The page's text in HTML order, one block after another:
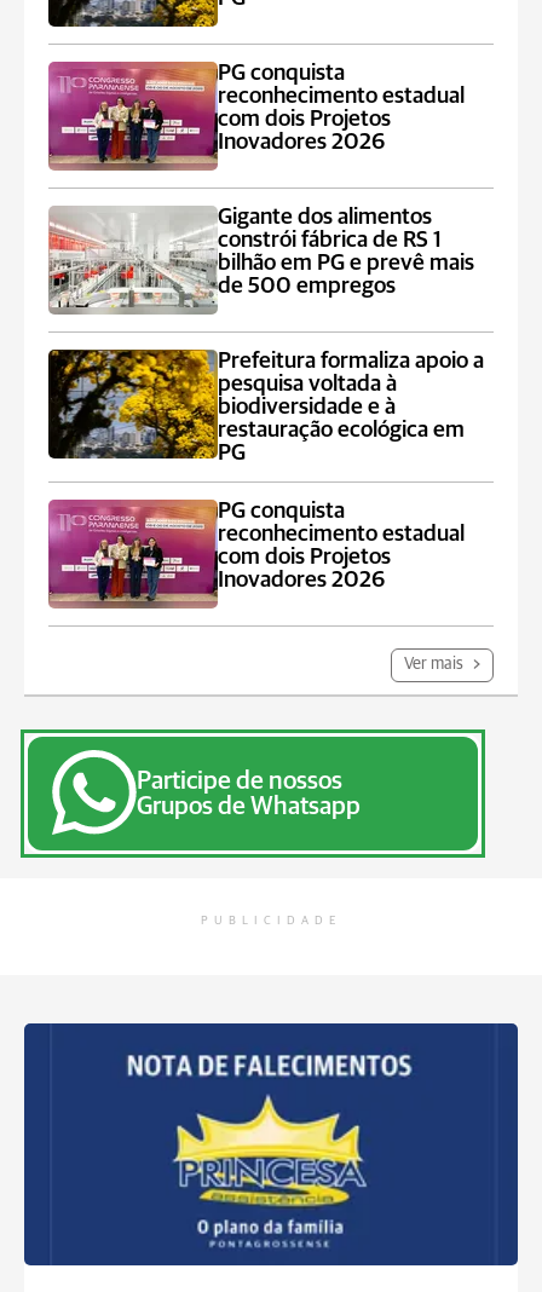
PG conquista
reconhecimento estadual
com dois Projetos
Inovadores 2026
Gigante dos alimentos
constrói fábrica de RS 1
bilhão em PG e prevê mais
de 500 empregos
Prefeitura formaliza apoio a
pesquisa voltada à
biodiversidade e à
restauração ecológica em
PG
PG conquista
reconhecimento estadual
com dois Projetos
Inovadores 2026
Ver mais
Participe de nossos
Grupos de Whatsapp
PUBLICIDADE